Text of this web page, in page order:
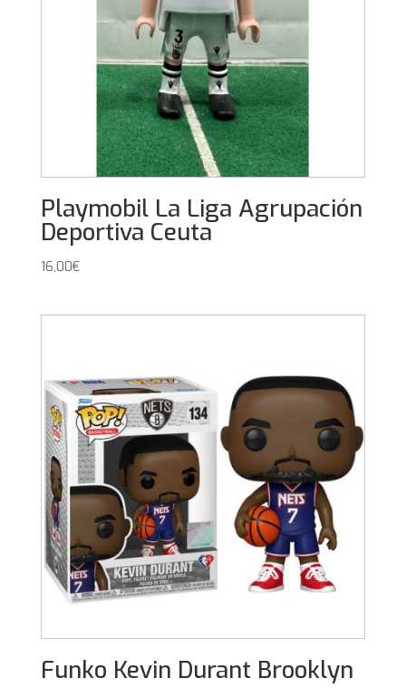
Playmobil La Liga Agrupación
Deportiva Ceuta
16,00€
Funko Kevin Durant Brooklyn